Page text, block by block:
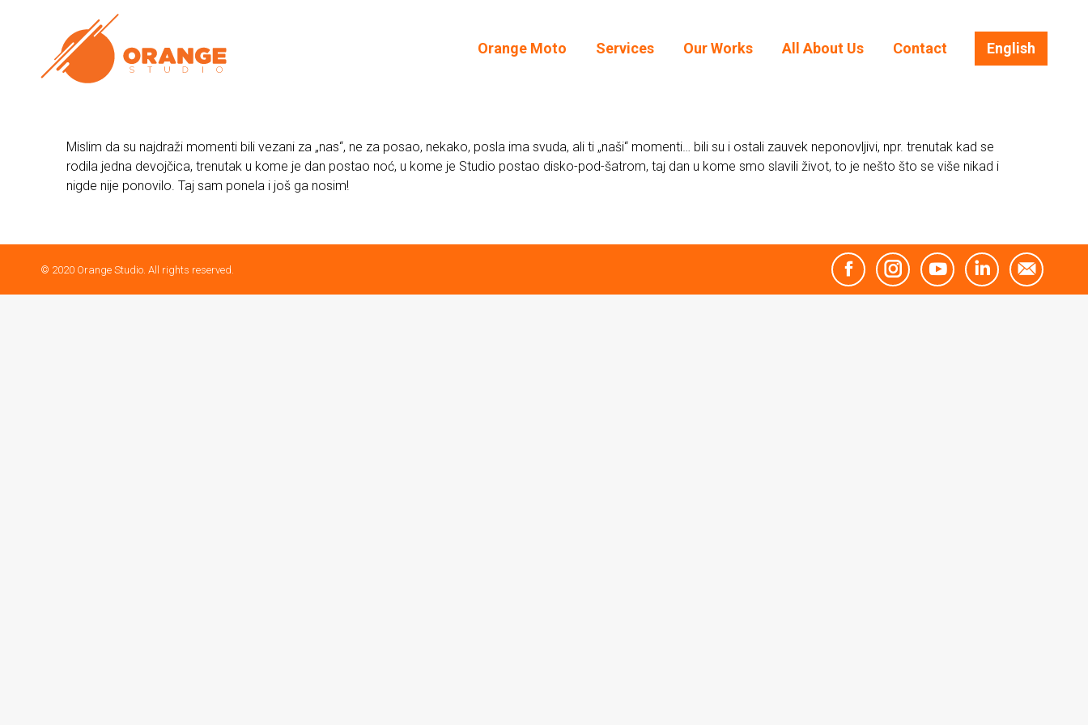
Orange Moto Services Our Works All About Us Contact English
Mislim da su najdraži momenti bili vezani za „nas“, ne za posao, nekako, posla ima svuda, ali ti „naši“ momenti… bili su i ostali zauvek neponovljivi, npr. trenutak kad se
rodila jedna devojčica, trenutak u kome je dan postao noć, u kome je Studio postao disko-pod-šatrom, taj dan u kome smo slavili život, to je nešto što se više nikad i
nigde nije ponovilo. Taj sam ponela i još ga nosim!
© 2020 Orange Studio. All rights reserved.
FacebookInstagramYouTube Linkedin Mail
English